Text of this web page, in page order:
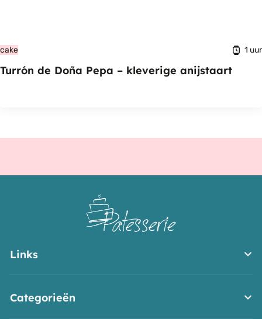
cake 1 uur
Turrón de Doña Pepa – kleverige anijstaart
Links
Categorieën